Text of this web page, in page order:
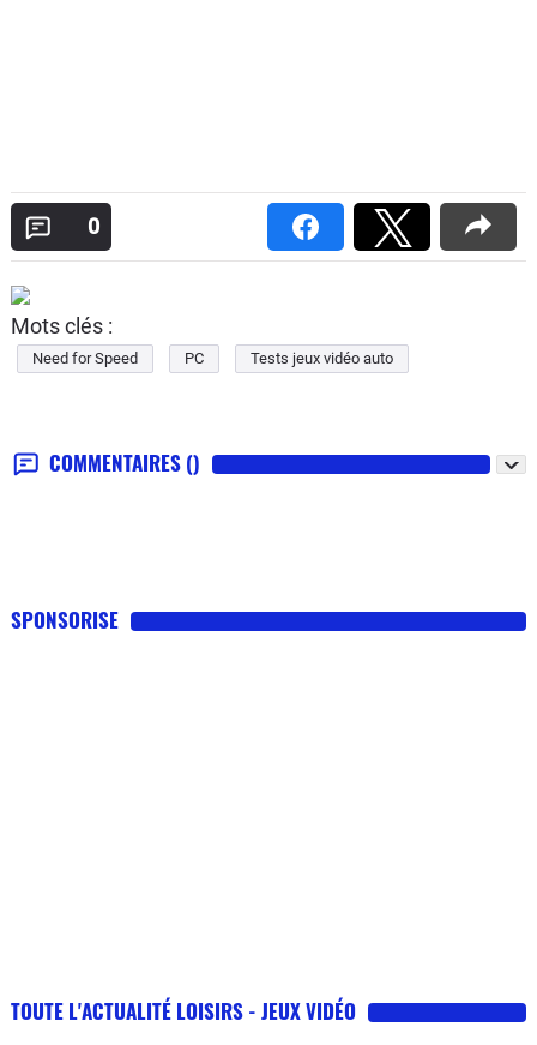
0
Mots clés :
Need for Speed PC Tests jeux vidéo auto
COMMENTAIRES ()
SPONSORISE
TOUTE L'ACTUALITÉ LOISIRS - JEUX VIDÉO